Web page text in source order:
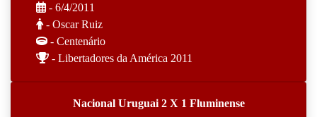
- 6/4/2011
- Oscar Ruiz
- Centenário
- Libertadores da América 2011
Nacional Uruguai 2 X 1 Fluminense